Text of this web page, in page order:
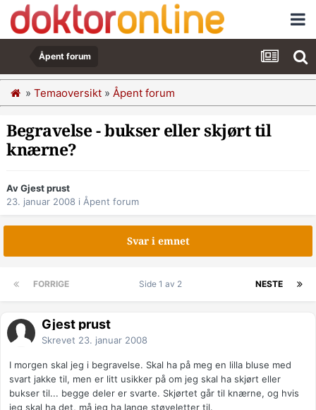
Åpent forum
» Temaoversikt » Åpent forum
Begravelse - bukser eller skjørt til
knærne?
Av Gjest prust
23. januar 2008 i Åpent forum
Svar i emnet
FORRIGE NESTE
Side 1 av 2
Gjest prust
Skrevet 23. januar 2008
I morgen skal jeg i begravelse. Skal ha på meg en lilla bluse med
svart jakke til, men er litt usikker på om jeg skal ha skjørt eller
bukser til... begge deler er svarte. Skjørtet går til knærne, og hvis
jeg skal ha det, må jeg ha lange støveletter til.